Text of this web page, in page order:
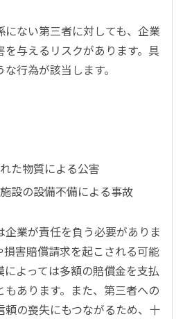
にない第三者に対しても、企業
を与えるリスクがあります。具
行為が該当します。
た物質による公害
設の設備不備による事故
業が責任を負う必要がありま
害賠償請求を起こされる可能
よっては多額の賠償金を支払
もあります。また、第三者への
頼の喪失にもつながるため、十